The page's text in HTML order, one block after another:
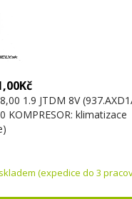
1.9 JTDM 8V
KOMPRESOR: klimatizace
skladem (expedice do 3